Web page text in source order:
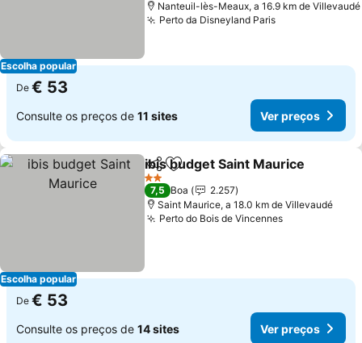
Escolha popular
Nanteuil-lès-Meaux, a 16.9 km de Villevaudé
Perto da Disneyland Paris
De € 53
Consulte os preços de 11 sites Ver preços
Escolha popular
PartilharAdicionar aos favoritos
ibis budget Saint Maurice
2 Estrelas
7,5 Boa
2.257
Saint Maurice, a 18.0 km de Villevaudé
Perto do Bois de Vincennes
De € 53
Consulte os preços de 14 sites Ver preços